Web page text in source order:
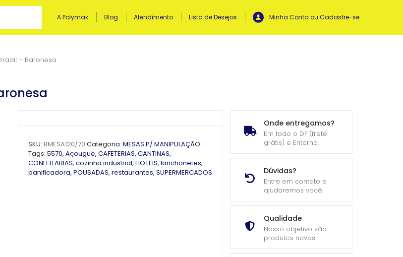
A Polymak Blog Atendimento Lista de Desejos Minha Conta ou Cadastre-se
– Baronesa
Onde entregamos?
Em todo o DF (frete
grátis) e Entorno.
Dúvidas?
Entre em contato e
ajudaremos você.
Qualidade
Nosso objetivo são
produtos novos.
SKU: BMESA120/70 Categoria: MESAS P/ MANIPULAÇÃO
Tags: 5570, Açougue, CAFETERIAS, CANTINAS,
CONFEITARIAS, cozinha industrial, HOTEIS, lanchonetes,
panificadora, POUSADAS, restaurantes, SUPERMERCADOS